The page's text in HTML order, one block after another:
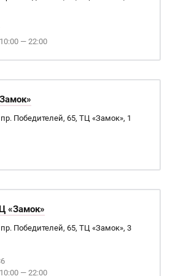
— 22:00
Победителей, 65, ТЦ «Замок», 1
«Замок»
Победителей, 65, ТЦ «Замок», 3
— 22:00